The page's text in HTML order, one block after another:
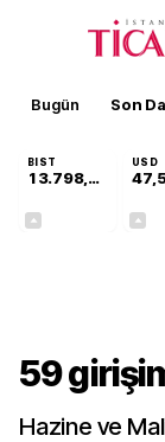
Bugün Son
BIST
13.798,82
USD
59
Hazine ve